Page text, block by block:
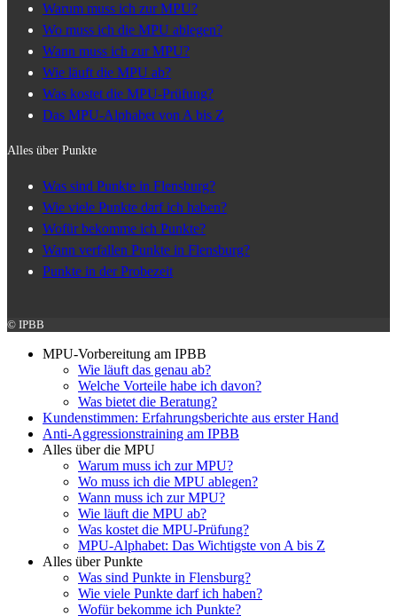
Warum muss ich zur MPU?
Wo muss ich die MPU ablegen?
Wann muss ich zur MPU?
Wie läuft die MPU ab?
Was kostet die MPU-Prüfung?
Das MPU-Alphabet von A bis Z
Alles über Punkte
Was sind Punkte in Flensburg?
Wie viele Punkte darf ich haben?
Wofür bekomme ich Punkte?
Wann verfallen Punkte in Flensburg?
Punkte in der Probezeit
© IPBB
MPU-Vorbereitung am IPBB
Wie läuft das genau ab?
Welche Vorteile habe ich davon?
Was bietet die Beratung?
Kundenstimmen: Erfahrungsberichte aus erster Hand
Anti-Aggressionstraining am IPBB
Alles über die MPU
Warum muss ich zur MPU?
Wo muss ich die MPU ablegen?
Wann muss ich zur MPU?
Wie läuft die MPU ab?
Was kostet die MPU-Prüfung?
MPU-Alphabet: Das Wichtigste von A bis Z
Alles über Punkte
Was sind Punkte in Flensburg?
Wie viele Punkte darf ich haben?
Wofür bekomme ich Punkte?